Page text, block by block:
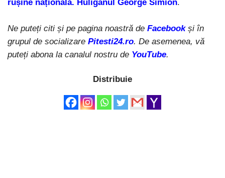
rușine națională. Huliganul George Simion.
Ne puteți citi și pe pagina noastră de Facebook și în
grupul de socializare Pitesti24.ro. De asemenea, vă
puteți abona la canalul nostru de YouTube.
Distribuie